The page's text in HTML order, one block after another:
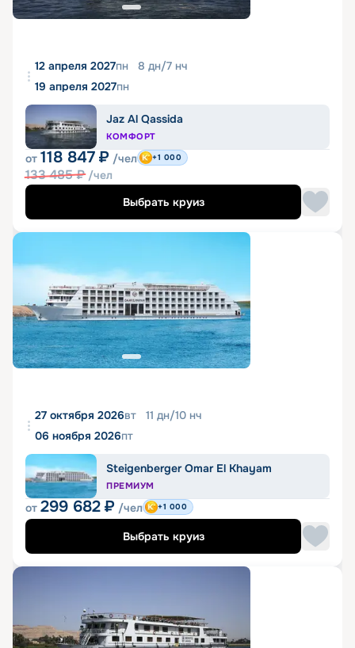
12 апреля 2027пн 8 дн/7 нч
19 апреля 2027пн
Jaz Al Qassida
КОМФОРТ
от 118 847 ₽ /чел
133 485₽ /чел
+1 000
Выбрать круиз
27 октября 2026вт 11 дн/10 нч
06 ноября 2026пт
Steigenberger Omar El Khayam
ПРЕМИУМ
от 299 682 ₽ /чел +1 000
Выбрать круиз